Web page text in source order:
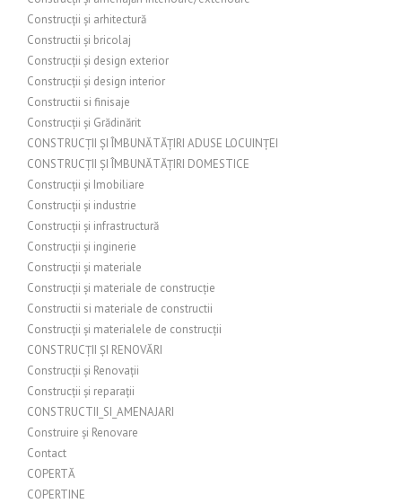
Construcții și arhitectură
Constructii și bricolaj
Construcții și design exterior
Construcții și design interior
Constructii si finisaje
Construcții și Grădinărit
CONSTRUCȚII ȘI ÎMBUNĂTĂȚIRI ADUSE LOCUINȚEI
CONSTRUCȚII ȘI ÎMBUNĂTĂȚIRI DOMESTICE
Construcții și Imobiliare
Construcții și industrie
Construcții și infrastructură
Construcții și inginerie
Construcții și materiale
Construcții și materiale de construcție
Constructii si materiale de constructii
Construcții și materialele de construcții
CONSTRUCȚII ȘI RENOVĂRI
Construcții și Renovații
Construcții și reparații
CONSTRUCTII_SI_AMENAJARI
Construire și Renovare
Contact
COPERTĂ
COPERTINE